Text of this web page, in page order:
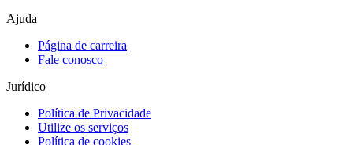
Ajuda
Página de carreira
Fale conosco
Jurídico
Política de Privacidade
Utilize os serviços
Política de cookies